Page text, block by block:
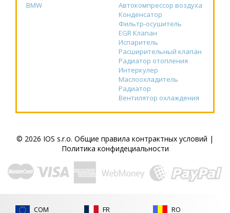
BMW
Автокомпрессор воздуха
Конденсатор
Фильтр-осушитель
EGR Клапан
Испаритель
Расширительный клапан
Радиатор отопления
Интеркулер
Маслоохладитель
Радиатор
Вентилятор охлаждения
© 2026 IOS s.r.o. Общие правила контрактных условий |
Политика конфидециальности
COM FR RO